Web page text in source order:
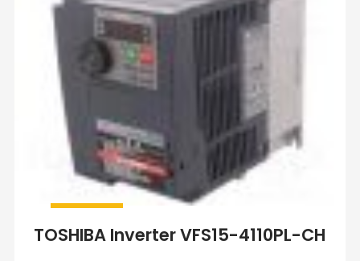
TOSHIBA Inverter VFS15-4110PL-CH